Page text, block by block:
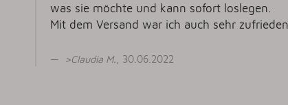
was sie möchte und kann sofort loslegen.
Mit dem Versand war ich auch sehr
>Claudia M. , 30.06.2022